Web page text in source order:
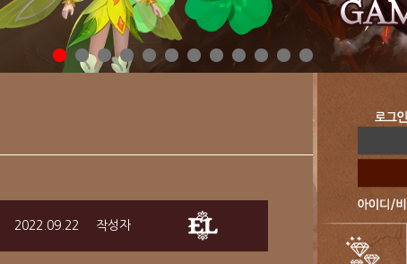
2022.09.22 작성자